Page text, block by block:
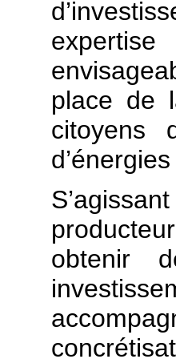
place de
citoyens
obtenir